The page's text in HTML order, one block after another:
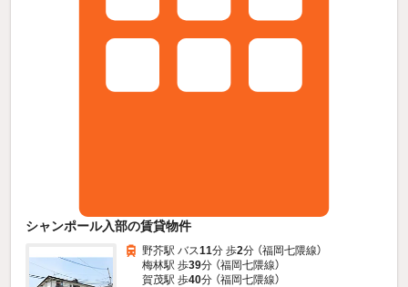
シャンポール入部の賃貸物件
野芥駅 バス11分 歩2分 （福岡七隈線）
梅林駅 歩39分 （福岡七隈線）
賀茂駅 歩40分 （福岡七隈線）